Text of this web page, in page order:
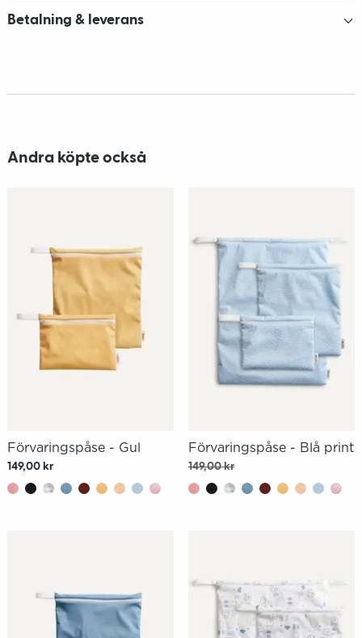
Betalning & leverans
Andra köpte också
Förvaringspåse - Gul
149,00 kr
Förvaringspåse - Blå print
149,00 kr